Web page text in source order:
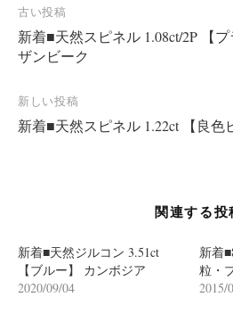
投
稿
ナ
ビ
ゲ
古い投稿
新着■天然スピネル 1.08ct/2P 【
ザンビーク
新しい投稿
新着■天然スピネル 1.22ct 【良色
関連する投
新着■天然ジルコン 3.51ct
【ブルー】 カンボジア
2020/09/04
新着
粒・
2015/